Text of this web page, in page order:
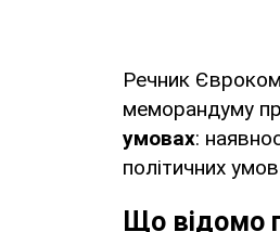
Речник
меморандуму
умовах:
політичних
Що відомо